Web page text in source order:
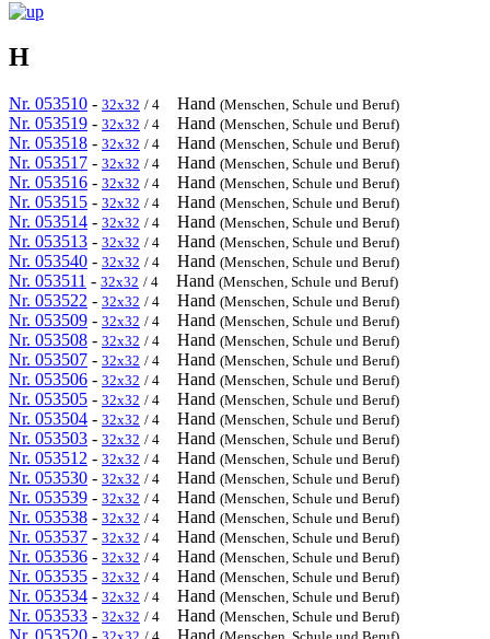
H
Nr. 053510 - 32x32 / 4 Hand (Menschen, Schule und Beruf)
Nr. 053519 - 32x32 / 4 Hand (Menschen, Schule und Beruf)
Nr. 053518 - 32x32 / 4 Hand (Menschen, Schule und Beruf)
Nr. 053517 - 32x32 / 4 Hand (Menschen, Schule und Beruf)
Nr. 053516 - 32x32 / 4 Hand (Menschen, Schule und Beruf)
Nr. 053515 - 32x32 / 4 Hand (Menschen, Schule und Beruf)
Nr. 053514 - 32x32 / 4 Hand (Menschen, Schule und Beruf)
Nr. 053513 - 32x32 / 4 Hand (Menschen, Schule und Beruf)
Nr. 053540 - 32x32 / 4 Hand (Menschen, Schule und Beruf)
Nr. 053511 - 32x32 / 4 Hand (Menschen, Schule und Beruf)
Nr. 053522 - 32x32 / 4 Hand (Menschen, Schule und Beruf)
Nr. 053509 - 32x32 / 4 Hand (Menschen, Schule und Beruf)
Nr. 053508 - 32x32 / 4 Hand (Menschen, Schule und Beruf)
Nr. 053507 - 32x32 / 4 Hand (Menschen, Schule und Beruf)
Nr. 053506 - 32x32 / 4 Hand (Menschen, Schule und Beruf)
Nr. 053505 - 32x32 / 4 Hand (Menschen, Schule und Beruf)
Nr. 053504 - 32x32 / 4 Hand (Menschen, Schule und Beruf)
Nr. 053503 - 32x32 / 4 Hand (Menschen, Schule und Beruf)
Nr. 053512 - 32x32 / 4 Hand (Menschen, Schule und Beruf)
Nr. 053530 - 32x32 / 4 Hand (Menschen, Schule und Beruf)
Nr. 053539 - 32x32 / 4 Hand (Menschen, Schule und Beruf)
Nr. 053538 - 32x32 / 4 Hand (Menschen, Schule und Beruf)
Nr. 053537 - 32x32 / 4 Hand (Menschen, Schule und Beruf)
Nr. 053536 - 32x32 / 4 Hand (Menschen, Schule und Beruf)
Nr. 053535 - 32x32 / 4 Hand (Menschen, Schule und Beruf)
Nr. 053534 - 32x32 / 4 Hand (Menschen, Schule und Beruf)
Nr. 053533 - 32x32 / 4 Hand (Menschen, Schule und Beruf)